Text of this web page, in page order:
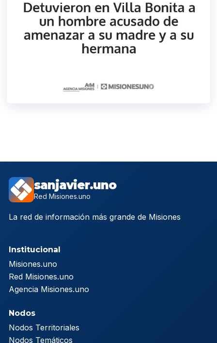
sanjavier.uno
Red Misiones.uno
La red de información más grande de Misiones
Institucional
Misiones.uno
Red Misiones.uno
Agencia Misiones.uno
Nodos
Nodos Territoriales
Nodos Temáticos